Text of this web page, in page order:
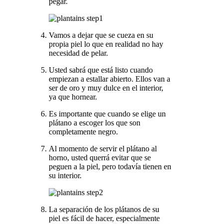
Vamos a dejar que se cueza en su
propia piel lo que en realidad no hay
necesidad de pelar.
Usted sabrá que está listo cuando
empiezan a estallar abierto. Ellos van a
ser de oro y muy dulce en el interior,
ya que hornear.
Es importante que cuando se elige un
plátano a escoger los que son
completamente negro.
Al momento de servir el plátano al
horno, usted querrá evitar que se
peguen a la piel, pero todavía tienen en
su interior.
La separación de los plátanos de su
piel es fácil de hacer, especialmente